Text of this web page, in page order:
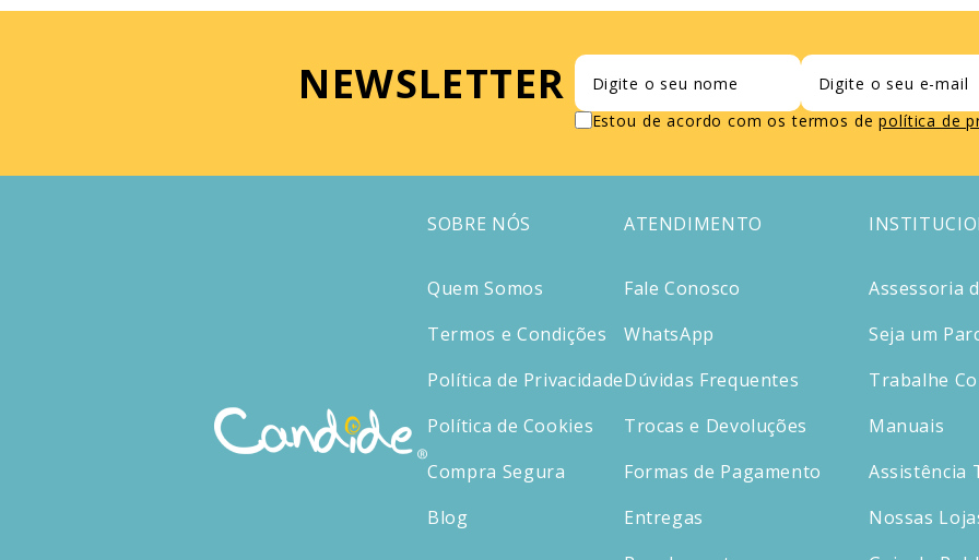
NEWSLETTER
Estou de acordo com os termos de política de
SOBRE NÓS
Quem Somos
Termos e Condições
Política de Privacidade
Política de Cookies
Compra Segura
Blog
ATENDIMENTO
Fale Conosco
WhatsApp
Dúvidas Frequentes
Trocas e Devoluções
Formas de Pagamento
Entregas
Assessoria
Seja um
Trabalhe
Manuais
Assistência
Nossas